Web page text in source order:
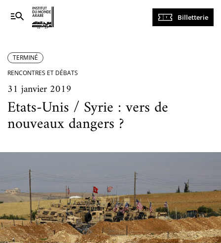
Navigation
principale
Billetterie
TERMINÉ
RENCONTRES ET DÉBATS
31 janvier 2019
Etats-Unis / Syrie : vers de
nouveaux dangers ?